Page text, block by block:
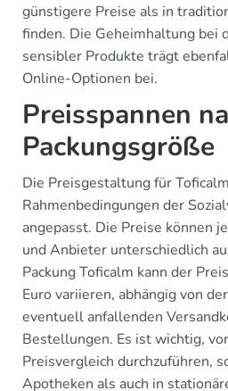
günstigere Preise als in
finden. Die Geheimhaltung bei
sensibler Produkte trägt
Online-Optionen bei.
Preisspannen
Packungsgröße
Die Preisgestaltung für
Rahmenbedingungen der
angepasst. Die Preise können
und Anbieter unterschiedlich
Packung Toficalm kann der
Euro variieren, abhängig von
eventuell anfallenden
Bestellungen. Es ist wichtig,
Preisvergleich durchzuführen,
Apotheken als auch in